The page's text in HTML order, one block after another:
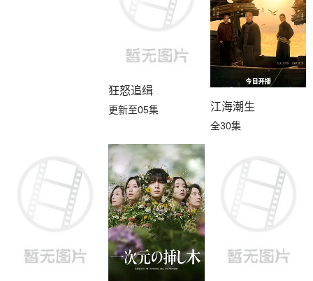
狂怒追缉
更新至05集 江海潮生
全30集